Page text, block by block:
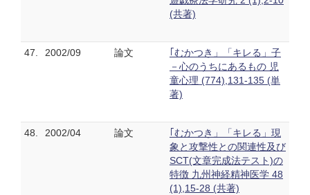
(共著)
47. 2002/09 論文
｢むかつき」「キレる」子
－心のうちにあるもの 児
童心理 (774),131-135 (単
著)
48. 2002/04 論文
｢むかつき」「キレる」現
象と攻撃性との関連性及び
SCT(文章完成法テスト)の
特徴 九州神経精神医学 48
(1),15-28 (共著)